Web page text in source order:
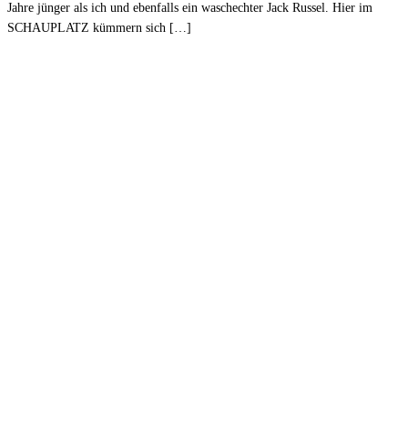
Jahre jünger als ich und ebenfalls ein waschechter Jack Russel. Hier im
SCHAUPLATZ kümmern sich […]